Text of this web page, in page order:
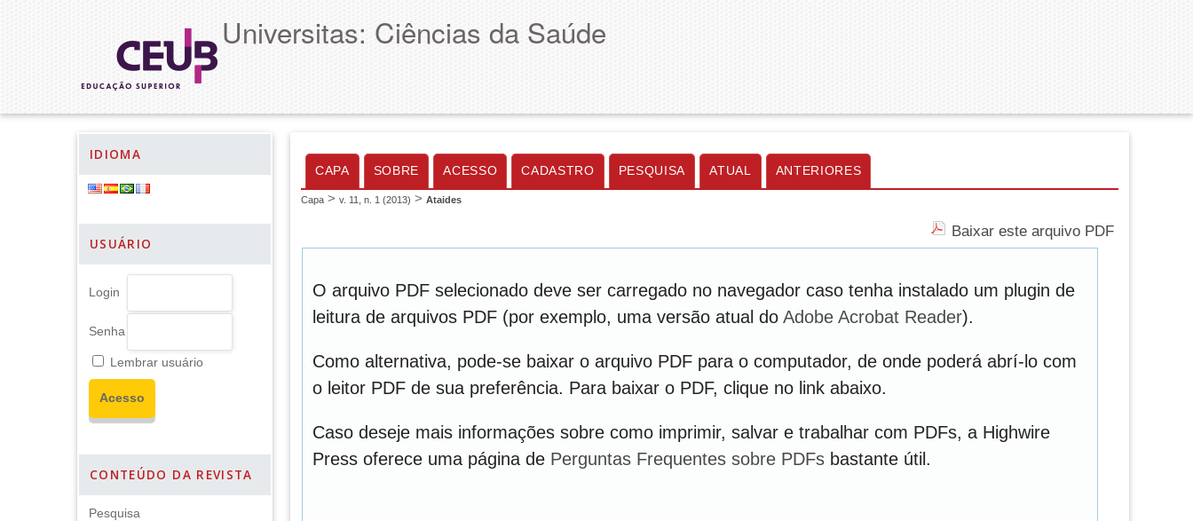
Universitas: Ciências da Saúde
IDIOMA
USUÁRIO
Login
Senha
Lembrar usuário
CONTEÚDO DA REVISTA
Pesquisa
CAPA SOBRE ACESSO CADASTRO PESQUISA ATUAL ANTERIORES
Capa > v. 11, n. 1 (2013) > Ataides
Baixar este arquivo PDF
O arquivo PDF selecionado deve ser carregado no navegador caso tenha instalado um plugin de
leitura de arquivos PDF (por exemplo, uma versão atual do Adobe Acrobat Reader).
Como alternativa, pode-se baixar o arquivo PDF para o computador, de onde poderá abrí-lo com
o leitor PDF de sua preferência. Para baixar o PDF, clique no link abaixo.
Caso deseje mais informações sobre como imprimir, salvar e trabalhar com PDFs, a Highwire
Press oferece uma página de Perguntas Frequentes sobre PDFs bastante útil.